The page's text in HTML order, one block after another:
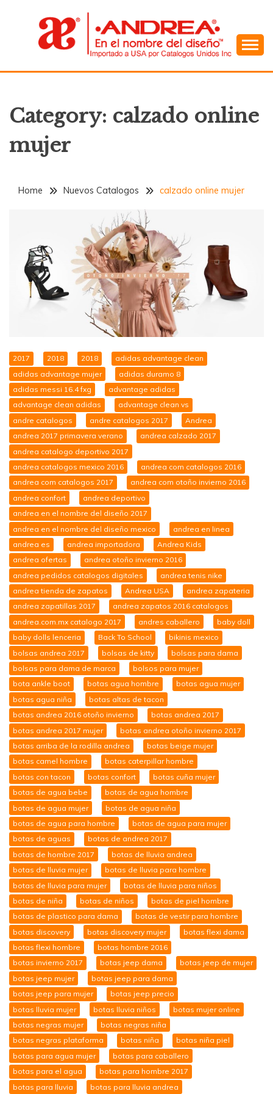
ANDREA
Category: calzado online
mujer
Home Nuevos Catalogos calzado online mujer
2017 2018 2018
adidas advantage clean
adidas advantage mujer
adidas duramo 8
adidas messi 16.4 fxg
advantage adidas
advantage clean adidas
advantage clean vs
andre catalogos
andre catalogos 2017
Andrea
andrea 2017 primavera verano
andrea calzado 2017
andrea catalogo deportivo 2017
andrea catalogos mexico 2016
andrea com catalogos 2016
andrea com catalogos 2017
andrea com otoño invierno 2016
andrea confort
andrea deportivo
andrea en el nombre del diseño 2017
andrea en el nombre del diseño mexico
andrea en linea
andrea es
andrea importadora
Andrea Kids
andrea ofertas
andrea otoño invierno 2016
andrea pedidos catalogos digitales
andrea tenis nike
andrea tienda de zapatos
Andrea USA
andrea zapateria
andrea zapatillas 2017
andrea zapatos 2016 catalogos
andrea.com.mx catalogo 2017
andres caballero
baby doll
baby dolls lenceria
Back To School
bikinis mexico
bolsas andrea 2017
bolsas de kitty
bolsas para dama
bolsas para dama de marca
bolsos para mujer
bota ankle boot
botas agua hombre
botas agua mujer
botas agua niña
botas altas de tacon
botas andrea 2016 otoño invierno
botas andrea 2017
botas andrea 2017 mujer
botas andrea otoño invierno 2017
botas arriba de la rodilla andrea
botas beige mujer
botas camel hombre
botas caterpillar hombre
botas con tacon
botas confort
botas cuña mujer
botas de agua bebe
botas de agua hombre
botas de agua mujer
botas de agua niña
botas de agua para hombre
botas de agua para mujer
botas de aguas
botas de andrea 2017
botas de hombre 2017
botas de lluvia andrea
botas de lluvia mujer
botas de lluvia para hombre
botas de lluvia para mujer
botas de lluvia para niños
botas de niña
botas de niños
botas de piel hombre
botas de plastico para dama
botas de vestir para hombre
botas discovery
botas discovery mujer
botas flexi dama
botas flexi hombre
botas hombre 2016
botas invierno 2017
botas jeep dama
botas jeep de mujer
botas jeep mujer
botas jeep para dama
botas jeep para mujer
botas jeep precio
botas lluvia mujer
botas lluvia niños
botas mujer online
botas negras mujer
botas negras niña
botas negras plataforma
botas niña
botas niña piel
botas para agua mujer
botas para caballero
botas para el agua
botas para hombre 2017
botas para lluvia
botas para lluvia andrea